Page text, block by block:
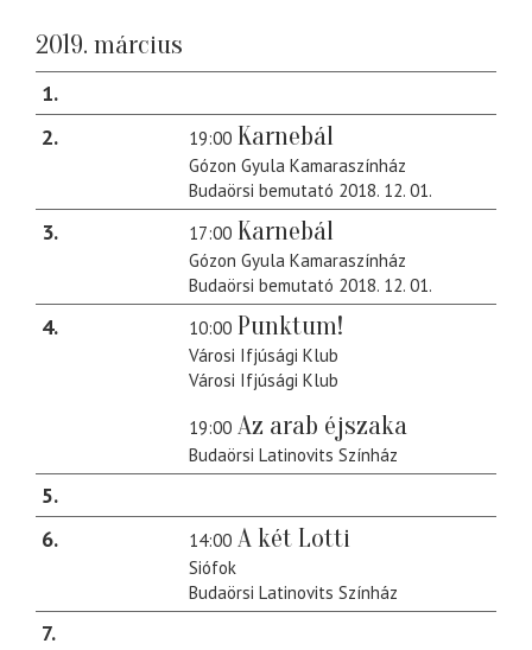
2019. március
1
2
19:00 Karnebál
Gózon Gyula Kamaraszínház
Budaörsi bemutató 2018. 12. 01.
3 17:00 Karnebál
Gózon Gyula Kamaraszínház
Budaörsi bemutató 2018. 12. 01.
4 10:00 Punktum!
Városi Ifjúsági Klub
Városi Ifjúsági Klub
19:00 Az arab éjszaka
Budaörsi Latinovits Színház
5
6
14:00 A két Lotti
Siófok
Budaörsi Latinovits Színház
7